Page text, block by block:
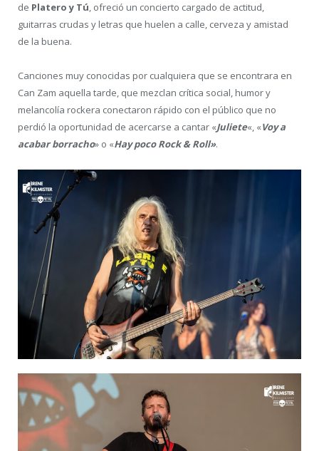
de Platero y Tú, ofreció un concierto cargado de actitud,
guitarras crudas y letras que huelen a calle, cerveza y amistad
de la buena.
Canciones muy conocidas por cualquiera que se encontrara en
Can Zam aquella tarde, que mezclan crítica social, humor y
melancolía rockera conectaron rápido con el público que no
perdió la oportunidad de acercarse a cantar «Juliete«, «Voy a
acabar borracho» o «Hay poco Rock & Roll».